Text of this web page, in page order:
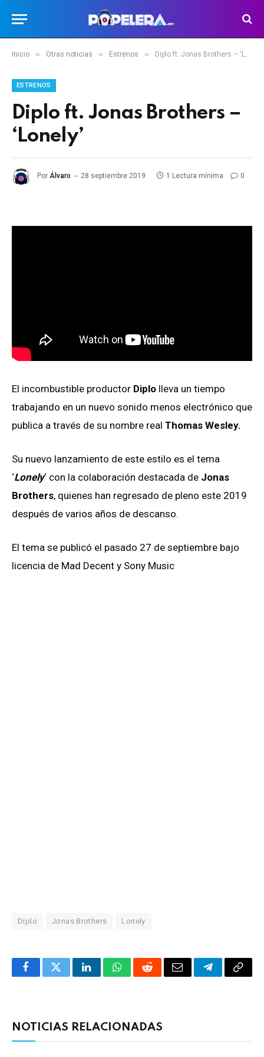
Inicio » Otras noticias » Estrenos » Diplo ft. Jonas Brothers – ‘Lonely’
ESTRENOS
Diplo ft. Jonas Brothers –
‘Lonely’
Por Álvaro 28 septiembre 2019 1 Lectura mínima 0
El incombustible productor Diplo lleva un tiempo
trabajando en un nuevo sonido menos electrónico que
publica a través de su nombre real Thomas Wesley.
Su nuevo lanzamiento de este estilo es el tema
‘Lonely‘ con la colaboración destacada de Jonas
Brothers, quienes han regresado de pleno este 2019
después de varios años de descanso.
El tema se publicó el pasado 27 de septiembre bajo
licencia de Mad Decent y Sony Music
Diplo Jonas Brothers Lonely
FacebookTwitterLinkedInWhatsAppRedditCorreoTelegrama
NOTICIAS RELACIONADAS